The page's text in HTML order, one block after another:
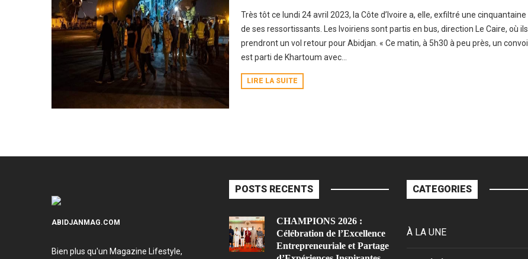
Très tôt ce lundi 24 avril 2023, la Côte d’Ivoire a, elle, exfiltré une cinquantaine
de ses ressortissants. Les Ivoiriens sont partis en bus, direction Le Caire, où ils
prendront un vol retour pour Abidjan. « Ce matin, à 5h30 à peu près, un convoi
est parti de Khartoum avec...
LIRE LA SUITE
ABIDJANMAG.COM
Bien plus qu'un Magazine Lifestyle,
POSTS RECENTS
CHAMPIONS 2026 :
Célébration de l’Excellence
Entrepreneuriale et Partage
CATEGORIES
À LA UNE